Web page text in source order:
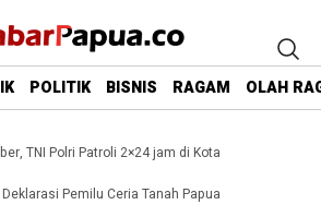
POLITIK BISNIS RAGAM OLAH
TNI Polri Patroli 2×24 jam di Kota
Pemilu Ceria Tanah Papua